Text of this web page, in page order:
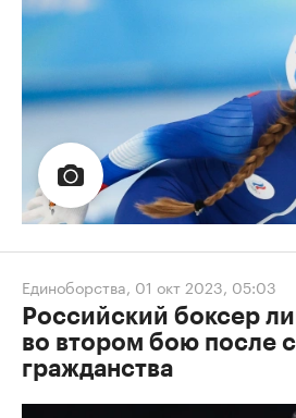
Единоборства, 01 окт 2023, 05:03
Российский боксер
во втором бою после
гражданства